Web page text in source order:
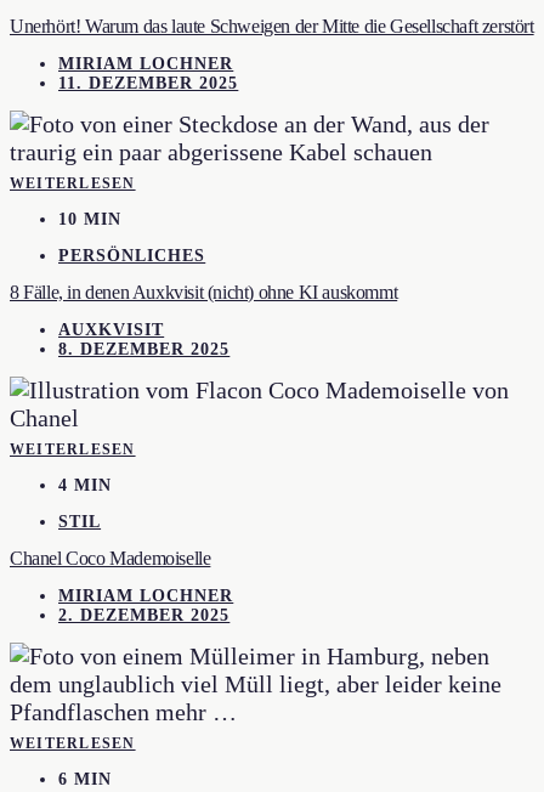
Unerhört! Warum das laute Schweigen der Mitte die Gesellschaft zerstört
MIRIAM LOCHNER
11. DEZEMBER 2025
WEITERLESEN
10 MIN
PERSÖNLICHES
8 Fälle, in denen Auxkvisit (nicht) ohne KI auskommt
AUXKVISIT
8. DEZEMBER 2025
WEITERLESEN
4 MIN
STIL
Chanel Coco Mademoiselle
MIRIAM LOCHNER
2. DEZEMBER 2025
WEITERLESEN
6 MIN